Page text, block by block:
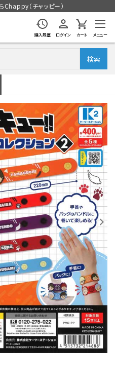
（チャッピー）
購入履歴 ログイン カート メニュー
検索
会員登録
ェック